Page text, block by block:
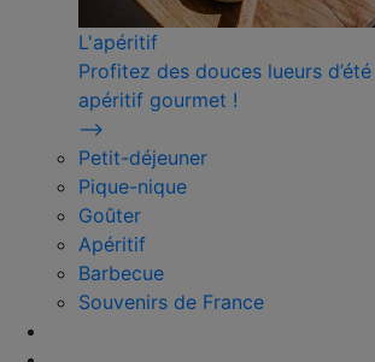
L'apéritif
Profitez des douces lueurs
apéritif gourmet !
⟶
Petit-déjeuner
Pique-nique
Goûter
Apéritif
Barbecue
Souvenirs de France